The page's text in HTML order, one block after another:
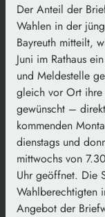
Der Anteil der
Wahlen in der
Bayreuth mitteilt,
Juni im Rathaus
und Meldestelle
gleich vor Ort
gewünscht –
kommenden
dienstags und
mittwochs von
Uhr geöffnet. Die
Wahlberechtigten
Angebot der